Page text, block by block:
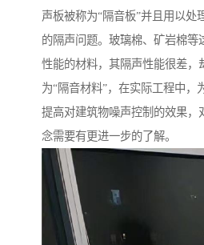
声板被称为“隔音板”并且用以处
的隔声问题。玻璃棉、矿岩棉等
性能的材料，其隔声性能很差，
为“隔音材料”，在实际工程中，
提高对建筑物噪声控制的效果，
念需要有更进一步的了解。